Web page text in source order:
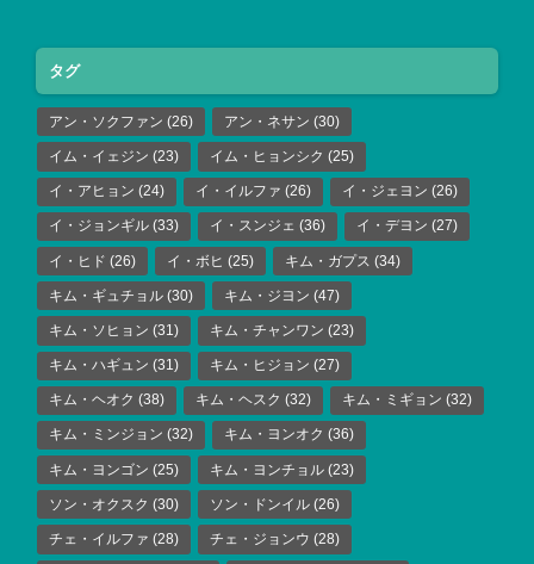
タグ
アン・ソクファン (26) アン・ネサン (30)
イム・イェジン (23) イム・ヒョンシク (25)
イ・アヒョン (24) イ・イルファ (26) イ・ジェヨン (26)
イ・ジョンギル (33) イ・スンジェ (36) イ・デヨン (27)
イ・ヒド (26) イ・ボヒ (25) キム・ガプス (34)
キム・ギュチョル (30) キム・ジヨン (47)
キム・ソヒョン (31) キム・チャンワン (23)
キム・ハギュン (31) キム・ヒジョン (27)
キム・ヘオク (38) キム・ヘスク (32) キム・ミギョン (32)
キム・ミンジョン (32) キム・ヨンオク (36)
キム・ヨンゴン (25) キム・ヨンチョル (23)
ソン・オクスク (30) ソン・ドンイル (26)
チェ・イルファ (28) チェ・ジョンウ (28)